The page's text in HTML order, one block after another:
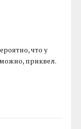
что у
приквел.